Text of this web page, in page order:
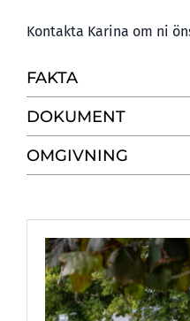
Kontakta Karina om ni
FAKTA
DOKUMENT
OMGIVNING